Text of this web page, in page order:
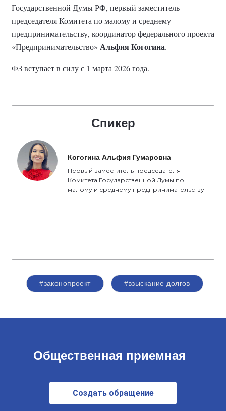
Государственной Думы РФ, первый заместитель
председателя Комитета по малому и среднему
предпринимательству, координатор федерального проекта
«Предпринимательство» Альфия Когогина.
ФЗ вступает в силу с 1 марта 2026 года.
Спикер
Когогина Альфия Гумаровна
Первый заместитель председателя
Комитета Государственной Думы по
малому и среднему предпринимательству
#законопроект #взыскание долгов
Общественная приемная
Создать обращение